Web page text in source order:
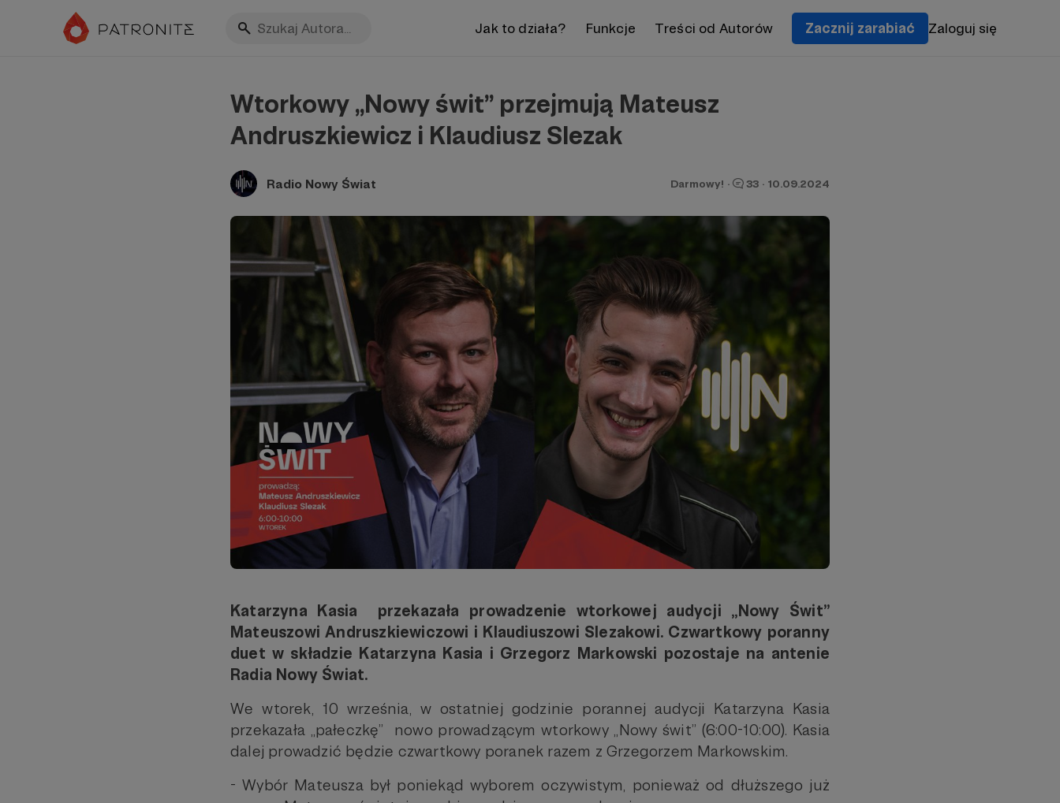
Jak to działa? Funkcje Treści od Autorów Zacznij zarabiać Zaloguj się
Wtorkowy „Nowy świt” przejmują Mateusz
Andruszkiewicz i Klaudiusz Slezak
Radio Nowy Świat Darmowy! · 33 · 10.09.2024
Katarzyna Kasia przekazała prowadzenie wtorkowej audycji „Nowy Świt”
Mateuszowi Andruszkiewiczowi i Klaudiuszowi Slezakowi. Czwartkowy poranny
duet w składzie Katarzyna Kasia i Grzegorz Markowski pozostaje na antenie
Radia Nowy Świat.
We wtorek, 10 września, w ostatniej godzinie porannej audycji Katarzyna Kasia
przekazała „pałeczkę” nowo prowadzącym wtorkowy „Nowy świt” (6:00-10:00). Kasia
dalej prowadzić będzie czwartkowy poranek razem z Grzegorzem Markowskim.
- Wybór Mateusza był poniekąd wyborem oczywistym, ponieważ od dłuższego już